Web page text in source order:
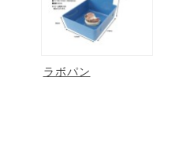
ラボパン